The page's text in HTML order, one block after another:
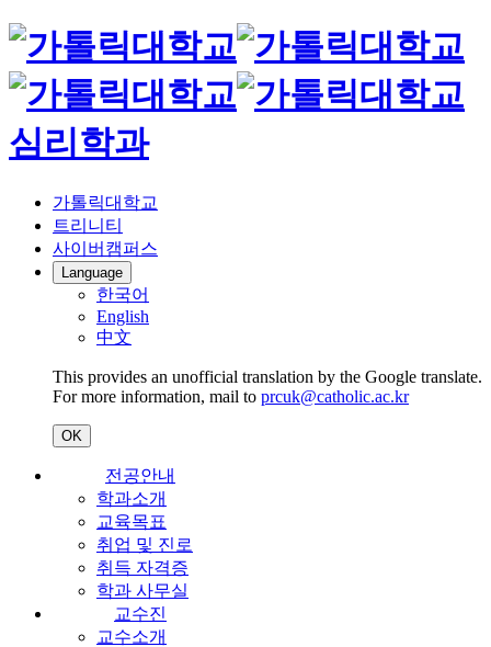
심리학과
가톨릭대학교
트리니티
사이버캠퍼스
Language
한국어
English
中文
This provides an unofficial translation by the Google translate.
For more information, mail to prcuk@catholic.ac.kr
OK
전공안내
학과소개
교육목표
취업 및 진로
취득 자격증
학과 사무실
교수진
교수소개